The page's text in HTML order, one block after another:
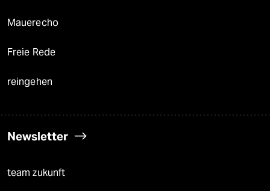
Mauerecho
Freie Rede
reingehen
Newsletter
team zukunft